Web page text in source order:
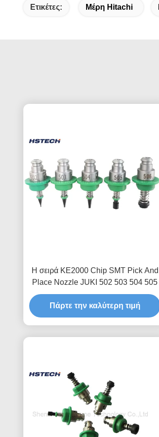
Ετικέτες: Μέρη Hitachi
Η σειρά KE2000 Chip SMT Pick And
Place Nozzle JUKI 502 503 504 505
Πάρτε την καλύτερη τιμή